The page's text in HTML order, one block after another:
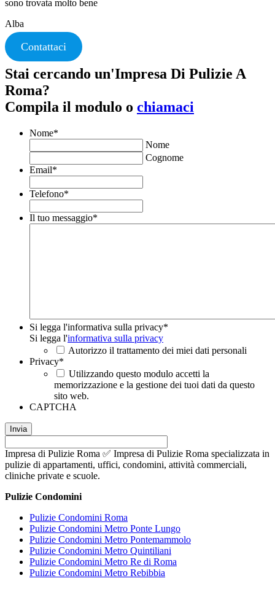
sono trovata molto bene
Alba
Contattaci
Stai cercando un'Impresa Di Pulizie A
Roma?
Compila il modulo o chiamaci
Nome*
Nome
Cognome
Email*
Telefono*
Il tuo messaggio*
Si legga l'informativa sulla privacy*
Si legga l'informativa sulla privacy
Autorizzo il trattamento dei miei dati personali
Privacy*
Utilizzando questo modulo accetti la
memorizzazione e la gestione dei tuoi dati da questo
sito web.
CAPTCHA
Impresa di Pulizie Roma ✅ Impresa di Pulizie Roma specializzata in
pulizie di appartamenti, uffici, condomini, attività commerciali,
cliniche private e scuole.
Pulizie Condomini
Pulizie Condomini Roma
Pulizie Condomini Metro Ponte Lungo
Pulizie Condomini Metro Pontemammolo
Pulizie Condomini Metro Quintiliani
Pulizie Condomini Metro Re di Roma
Pulizie Condomini Metro Rebibbia